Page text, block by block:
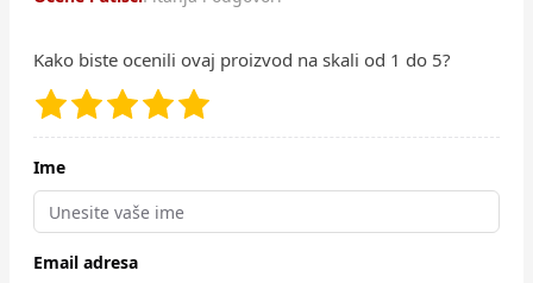
Kako biste ocenili ovaj proizvod na skali od 1 do 5?
Ime
Email adresa